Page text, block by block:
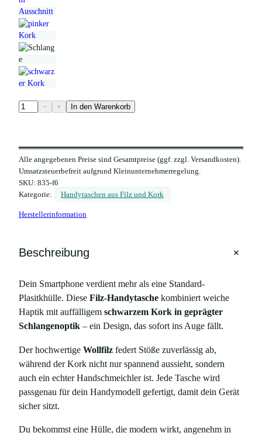
F
z
H
a
n
y
a
s
h
e
m
i
t
r
g
− + In den Warenkorb
Alle angegebenen Preise sind Gesamtpreise (ggf. zzgl. Versandkosten).
Umsatzsteuerbefreit aufgrund Kleinunternehmerregelung.
SKU: 835-f6
Kategorie:
Handytaschen aus Filz und Kork
Herstellerinformation
Beschreibung +
Dein Smartphone verdient mehr als eine Standard-
Plasitkhülle. Diese Filz-Handytasche kombiniert weiche
Haptik mit auffälligem schwarzem Kork in geprägter
Schlangenoptik – ein Design, das sofort ins Auge fällt.
Der hochwertige Wollfilz federt Stöße zuverlässig ab,
während der Kork nicht nur spannend aussieht, sondern
auch ein echter Handschmeichler ist. Jede Tasche wird
passgenau für dein Handymodell gefertigt, damit dein Gerät
sicher sitzt.
Du bekommst eine Hülle, die modern wirkt, angenehm in